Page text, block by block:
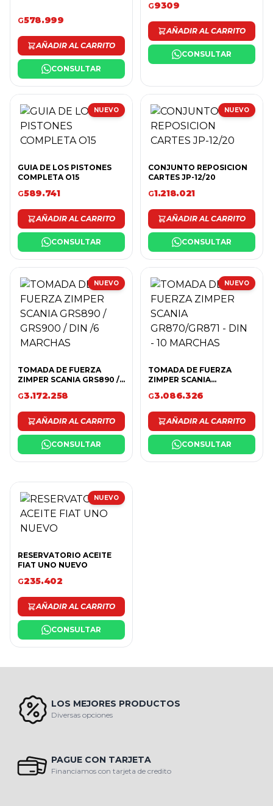
G578.999
AÑADIR AL CARRITO
CONSULTAR
G9309
AÑADIR AL CARRITO
CONSULTAR
NUEVO
GUIA DE LOS PISTONES
COMPLETA O15
G589.741
AÑADIR AL CARRITO
CONSULTAR
NUEVO
CONJUNTO REPOSICION
CARTES JP-12/20
G1.218.021
AÑADIR AL CARRITO
CONSULTAR
NUEVO
TOMADA DE FUERZA
ZIMPER SCANIA GRS890 /
G3.172.258
AÑADIR AL CARRITO
CONSULTAR
NUEVO
TOMADA DE FUERZA
ZIMPER SCANIA
MARCHAS
G3.086.326
AÑADIR AL CARRITO
CONSULTAR
NUEVO
RESERVATORIO ACEITE
FIAT UNO NUEVO
G235.402
AÑADIR AL CARRITO
CONSULTAR
LOS MEJORES PRODUCTOS
Diversas opciones
PAGUE CON TARJETA
Financiamos con tarjeta de credito